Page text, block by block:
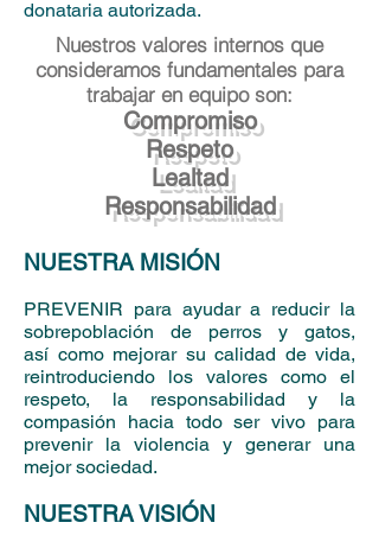
donataria autorizada.
Nuestros valores internos que
consideramos fundamentales para
trabajar en equipo son:
Compromiso
Respeto
Lealtad
Responsabilidad
NUESTRA MISIÓN
PREVENIR para ayudar a reducir la
sobrepoblación de perros y gatos,
así como mejorar su calidad de vida,
reintroduciendo los valores como el
respeto, la responsabilidad y la
compasión hacia todo ser vivo para
prevenir la violencia y generar una
mejor sociedad.
NUESTRA VISIÓN